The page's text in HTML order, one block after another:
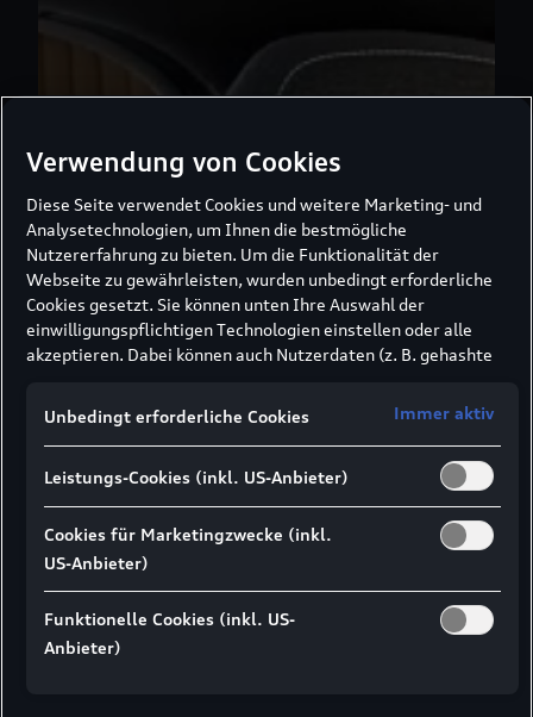
Verwendung von Cookies
Diese Seite verwendet Cookies und weitere Marketing- und
Analysetechnologien, um Ihnen die bestmögliche
Nutzererfahrung zu bieten. Um die Funktionalität der
Webseite zu gewährleisten, wurden unbedingt erforderliche
Cookies gesetzt. Sie können unten Ihre Auswahl der
einwilligungspflichtigen Technologien einstellen oder alle
akzeptieren. Dabei können auch Nutzerdaten (z. B. gehashte
Formularabsendung) an unsere Partner (z. B. Google)
übermittelt werden, um die Nutzung der Website zu
Werbung an Ihre Interessen anzupassen.
Hinweis gemäß Art. 49 Abs. 1 lit. a DSGVO zur
Datenübermittlung:Für Marketing- und
Leistungstechnologien setzen wir u. a. Dienste von Google (z.
kann nicht ausgeschlossen werden, dass Google Ireland
personenbezogene Daten an Google LLC in den USA
weitergibt. In den USA besteht kein der EU gleichwertiges
Unbedingt erforderliche Cookies Immer aktiv
Leistungs-Cookies (inkl. US-Anbieter)
Cookies für Marketingzwecke (inkl.
US-Anbieter)
Funktionelle Cookies (inkl. US-
Anbieter)